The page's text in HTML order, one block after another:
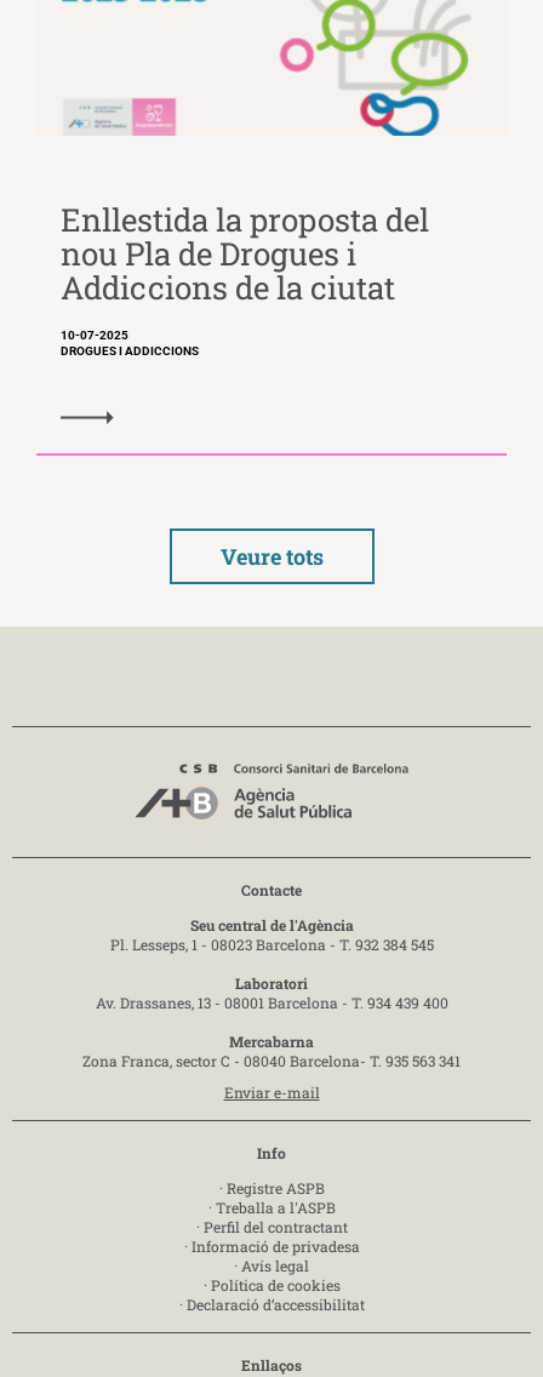
Enllestida la proposta del
nou Pla de Drogues i
Addiccions de la ciutat
10-07-2025
DROGUES I ADDICCIONS
Veure tots
Contacte
Seu central de l'Agència
Pl. Lesseps, 1 - 08023 Barcelona - T. 932 384 545
Laboratori
Av. Drassanes, 13 - 08001 Barcelona - T. 934 439 400
Mercabarna
Zona Franca, sector C - 08040 Barcelona- T. 935 563 341
Enviar e-mail
Info
· Registre ASPB
· Treballa a l'ASPB
· Perfil del contractant
· Informació de privadesa
· Avís legal
· Política de cookies
· Declaració d’accessibilitat
Enllaços